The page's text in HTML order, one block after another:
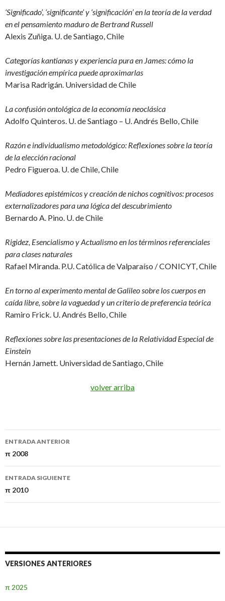
‘Significado’, ‘significante’ y ‘significación’ en la teoría de la verdad
en el pensamiento maduro de Bertrand Russell
Alexis Zuñiga. U. de Santiago, Chile
Categorías kantianas y experiencia pura en James: cómo la
investigación empírica puede aproximarlas
Marisa Radrigán. Universidad de Chile
La confusión ontológica de la economía neoclásica
Adolfo Quinteros. U. de Santiago – U. Andrés Bello, Chile
Razón e individualismo metodológico: Reflexiones sobre la teoría
de la elección racional
Pedro Figueroa. U. de Chile, Chile
Mediadores epistémicos y creación de nichos cognitivos: procesos
externalizadores para una lógica del descubrimiento
Bernardo A. Pino. U. de Chile
Rigidez, Esencialismo y Actualismo en los términos referenciales
para clases naturales
Rafael Miranda. P.U. Católica de Valparaíso / CONICYT, Chile
En torno al experimento mental de Galileo sobre los cuerpos en
caída libre, sobre la vaguedad y un criterio de preferencia teórica
Ramiro Frick. U. Andrés Bello, Chile
Reflexiones sobre las presentaciones de la Relatividad Especial de
Einstein
Hernán Jamett. Universidad de Santiago, Chile
volver arriba
Navegación
de
entradas
ENTRADA ANTERIOR
π 2008
ENTRADA SIGUIENTE
π 2010
VERSIONES ANTERIORES
π 2025